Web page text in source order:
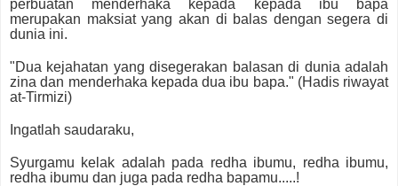
perbuatan menderhaka kepada kepada ibu bapa
merupakan maksiat yang akan di balas dengan segera di
dunia ini.
"Dua kejahatan yang disegerakan balasan di dunia adalah
zina dan menderhaka kepada dua ibu bapa." (Hadis riwayat
at-Tirmizi)
Ingatlah saudaraku,
Syurgamu kelak adalah pada redha ibumu, redha ibumu,
redha ibumu dan juga pada redha bapamu.....!